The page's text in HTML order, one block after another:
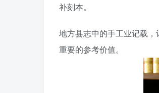
补刻本。
地方县志中的手工业记载
重要的参考价值。